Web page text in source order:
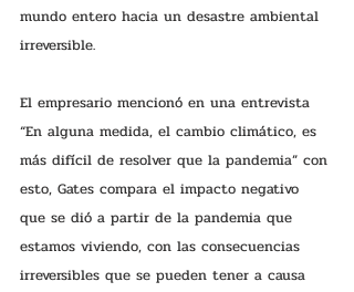
mundo entero hacia un desastre ambiental
irreversible.
El empresario mencionó en una entrevista
“En alguna medida, el cambio climático, es
más difícil de resolver que la pandemia” con
esto, Gates compara el impacto negativo
que se dió a partir de la pandemia que
estamos viviendo, con las consecuencias
irreversibles que se pueden tener a causa